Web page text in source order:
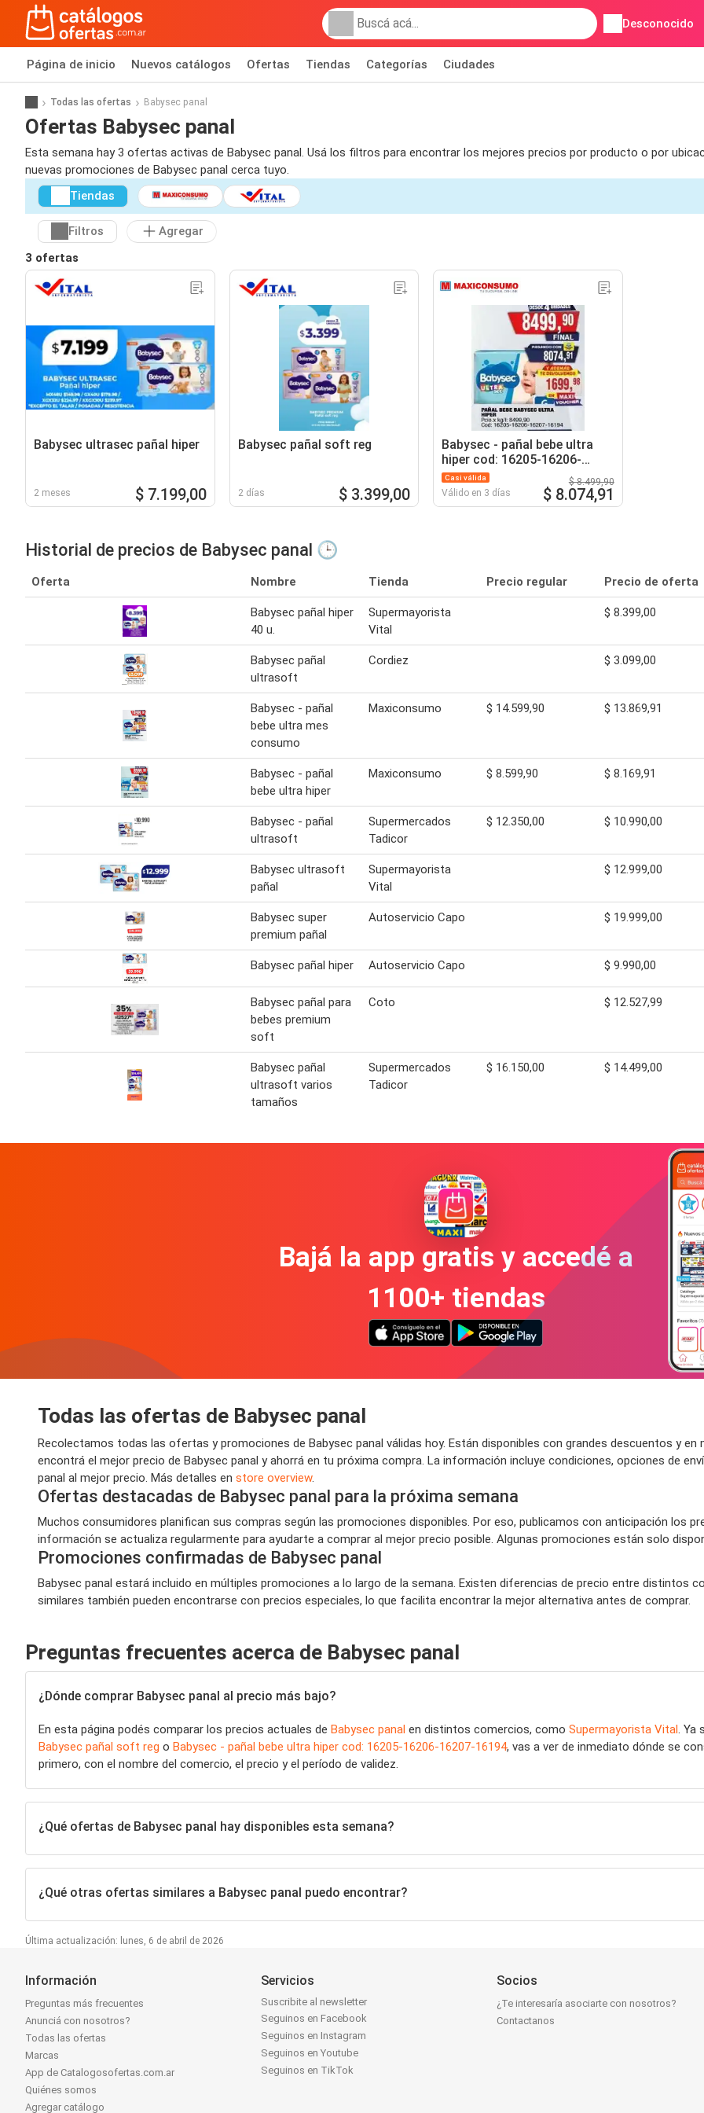
Desconocido
Página de inicio Nuevos catálogos Ofertas Tiendas Categorías Ciudades
Todas las ofertas Babysec panal
Ofertas Babysec panal
Esta semana hay 3 ofertas activas de Babysec panal. Usá los filtros para encontrar los mejores precios por producto o por
nuevas promociones de Babysec panal cerca tuyo.
Tiendas
Filtros
Agregar
3 ofertas
Babysec ultrasec pañal hiper
2 meses $ 7.199,00
Babysec pañal soft reg
2 días $ 3.399,00
Babysec - pañal bebe ultra
hiper cod: 16205-16206-
16207-16194
Casi válida
Válido en 3 días
$ 8.499,90
$ 8.074,91
Historial de precios de Babysec panal 🕒
Oferta Nombre Tienda Precio regular Precio de oferta
Babysec pañal hiper
40 u.
Supermayorista
Vital
$ 8.399,00
Babysec pañal
ultrasoft
Cordiez $ 3.099,00
Babysec - pañal
bebe ultra mes
consumo
Maxiconsumo $ 14.599,90 $ 13.869,91
Babysec - pañal
bebe ultra hiper
Maxiconsumo $ 8.599,90 $ 8.169,91
Babysec - pañal
ultrasoft
Supermercados
Tadicor
$ 12.350,00 $ 10.990,00
Babysec ultrasoft
pañal
Supermayorista
Vital
$ 12.999,00
Babysec super
premium pañal
Autoservicio Capo $ 19.999,00
Babysec pañal hiper Autoservicio Capo $ 9.990,00
Babysec pañal para
bebes premium
soft
Coto $ 12.527,99
Babysec pañal
ultrasoft varios
tamaños
Supermercados
Tadicor
$ 16.150,00 $ 14.499,00
Bajá la app gratis y accedé a
1100+ tiendas
Todas las ofertas de Babysec panal
Recolectamos todas las ofertas y promociones de Babysec panal válidas hoy. Están disponibles con grandes descuentos y
encontrá el mejor precio de Babysec panal y ahorrá en tu próxima compra. La información incluye condiciones, opciones de
panal al mejor precio. Más detalles en store overview.
Ofertas destacadas de Babysec panal para la próxima semana
Muchos consumidores planifican sus compras según las promociones disponibles. Por eso, publicamos con anticipación los
información se actualiza regularmente para ayudarte a comprar al mejor precio posible. Algunas promociones están solo
Promociones confirmadas de Babysec panal
Babysec panal estará incluido en múltiples promociones a lo largo de la semana. Existen diferencias de precio entre
similares también pueden encontrarse con precios especiales, lo que facilita encontrar la mejor alternativa antes de comprar.
Preguntas frecuentes acerca de Babysec panal
¿Dónde comprar Babysec panal al precio más bajo?
En esta página podés comparar los precios actuales de Babysec panal en distintos comercios, como Supermayorista Vital .
Babysec pañal soft reg o Babysec - pañal bebe ultra hiper cod: 16205-16206-16207-16194, vas a ver de inmediato dónde se
primero, con el nombre del comercio, el precio y el período de validez.
¿Qué ofertas de Babysec panal hay disponibles esta semana?
¿Qué otras ofertas similares a Babysec panal puedo encontrar?
Última actualización: lunes, 6 de abril de 2026
Información
Preguntas más frecuentes
Anunciá con nosotros?
Todas las ofertas
Marcas
App de Catalogosofertas.com.ar
Quiénes somos
Agregar catálogo
Servicios
Suscribite al newsletter
Seguinos en Facebook
Seguinos en Instagram
Seguinos en Youtube
Seguinos en TikTok
Socios
¿Te interesaría asociarte con nosotros?
Contactanos